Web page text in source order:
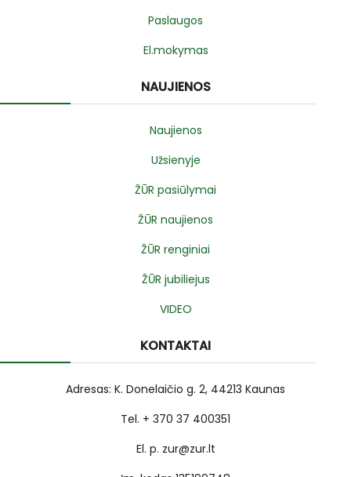
Paslaugos
El.mokymas
NAUJIENOS
Naujienos
Užsienyje
ŽŪR pasiūlymai
ŽŪR naujienos
ŽŪR renginiai
ŽŪR jubiliejus
VIDEO
KONTAKTAI
Adresas: K. Donelaičio g. 2, 44213 Kaunas
Tel. + 370 37 400351
El. p. zur@zur.lt